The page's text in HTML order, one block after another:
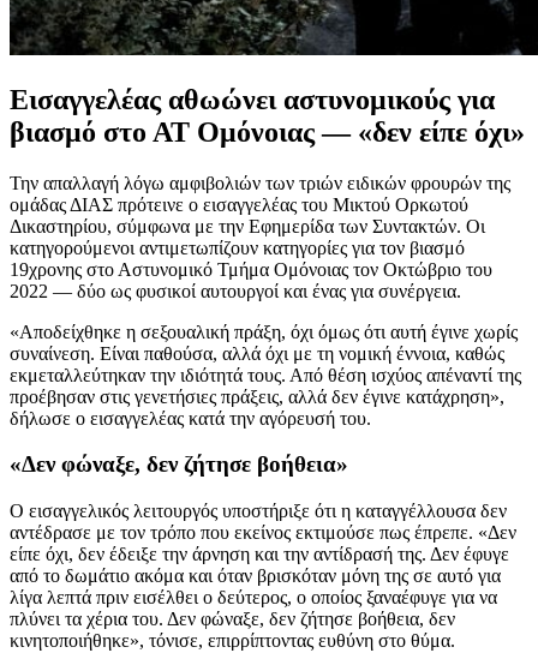
Εισαγγελέας αθωώνει αστυνομικούς για
βιασμό στο ΑΤ Ομόνοιας — «δεν είπε όχι»
Την απαλλαγή λόγω αμφιβολιών των τριών ειδικών φρουρών της
ομάδας ΔΙΑΣ πρότεινε ο εισαγγελέας του Μικτού Ορκωτού
Δικαστηρίου, σύμφωνα με την Εφημερίδα των Συντακτών. Οι
κατηγορούμενοι αντιμετωπίζουν κατηγορίες για τον βιασμό
19χρονης στο Αστυνομικό Τμήμα Ομόνοιας τον Οκτώβριο του
2022 — δύο ως φυσικοί αυτουργοί και ένας για συνέργεια.
«Αποδείχθηκε η σεξουαλική πράξη, όχι όμως ότι αυτή έγινε χωρίς
συναίνεση. Είναι παθούσα, αλλά όχι με τη νομική έννοια, καθώς
εκμεταλλεύτηκαν την ιδιότητά τους. Από θέση ισχύος απέναντί της
προέβησαν στις γενετήσιες πράξεις, αλλά δεν έγινε κατάχρηση»,
δήλωσε ο εισαγγελέας κατά την αγόρευσή του.
«Δεν φώναξε, δεν ζήτησε βοήθεια»
Ο εισαγγελικός λειτουργός υποστήριξε ότι η καταγγέλλουσα δεν
αντέδρασε με τον τρόπο που εκείνος εκτιμούσε πως έπρεπε. «Δεν
είπε όχι, δεν έδειξε την άρνηση και την αντίδρασή της. Δεν έφυγε
από το δωμάτιο ακόμα και όταν βρισκόταν μόνη της σε αυτό για
λίγα λεπτά πριν εισέλθει ο δεύτερος, ο οποίος ξαναέφυγε για να
πλύνει τα χέρια του. Δεν φώναξε, δεν ζήτησε βοήθεια, δεν
κινητοποιήθηκε», τόνισε, επιρρίπτοντας ευθύνη στο θύμα.